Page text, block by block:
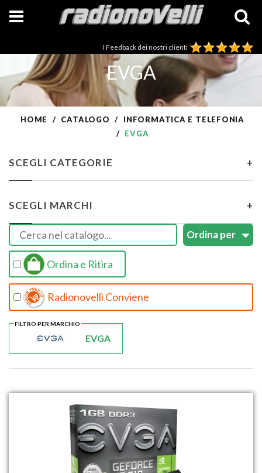
I Feedback dei nostri clienti
EVGA
HOME CATALOGO
INFORMATICA E TELEFONIA
EVGA
SCEGLI CATEGORIE +
SCEGLI MARCHI +
Ordina e Ritira
Radionovelli Conviene
EVGA
FILTRO PER MARCHIO